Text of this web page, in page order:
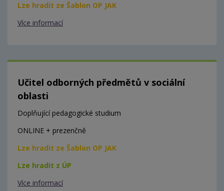
Lze hradit ze Šablon OP JAK
Více informací
Učitel odborných předmětů v sociální
oblasti
Doplňující pedagogické studium
ONLINE + prezenčně
Lze hradit ze Šablon OP JAK
Lze hradit z ÚP
Více informací